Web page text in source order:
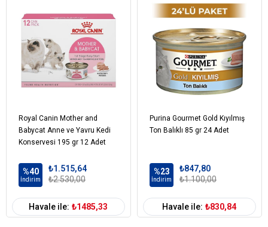
Balkabağı (%5)
Balık Yağı
Tatlı Patates
Elma
Fruktooligosakkaritler
Kolin Klorür
Kondroitin Sülfat
Vitaminler
Mineraller
Kedi Yaş Aralığı Yetişkin (1-7 Yaş)
Kedi Maması
Kedi Maması
Tahıl Oranı
Tahılsız
Royal Canin Mother and
Babycat Anne ve Yavru Kedi
Konservesi 195 gr 12 Adet
%40
İndirim
₺1.515,64
₺2.530,00
Havale ile: ₺1485,33
Purina Gourmet Gold Kıyılmış
Ton Balıklı 85 gr 24 Adet
%23
İndirim
₺847,80
₺1.100,00
Havale ile: ₺830,84